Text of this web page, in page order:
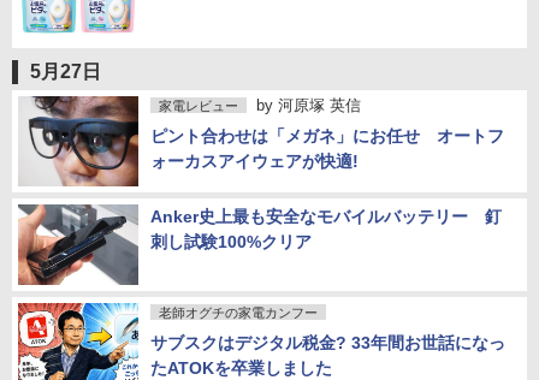
5月27日
家電レビュー by 河原塚 英信
ピント合わせは「メガネ」にお任せ オートフ
ォーカスアイウェアが快適!
Anker史上最も安全なモバイルバッテリー 釘
刺し試験100%クリア
老師オグチの家電カンフー
サブスクはデジタル税金? 33年間お世話になっ
たATOKを卒業しました